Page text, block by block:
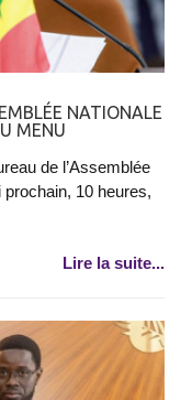
NATIONALE
MENU
de l’Assemblée
10 heures,
Lire la suite...